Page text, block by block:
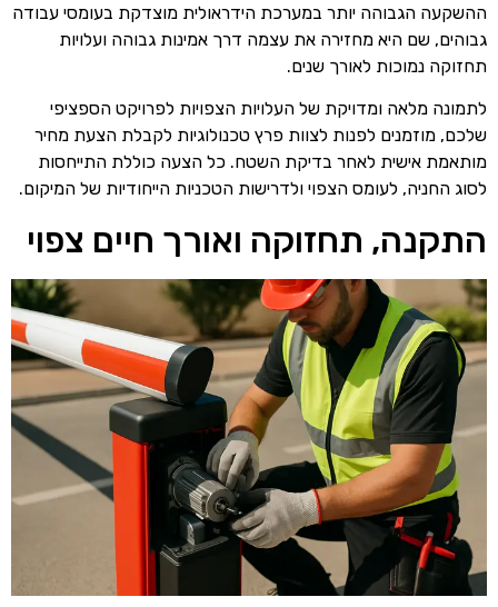
ההשקעה הגבוהה יותר במערכת הידראולית מוצדקת בעומסי עבודה
גבוהים, שם היא מחזירה את עצמה דרך אמינות גבוהה ועלויות
תחזוקה נמוכות לאורך שנים.
לתמונה מלאה ומדויקת של העלויות הצפויות לפרויקט הספציפי
שלכם, מוזמנים לפנות לצוות פרץ טכנולוגיות לקבלת הצעת מחיר
מותאמת אישית לאחר בדיקת השטח. כל הצעה כוללת התייחסות
לסוג החניה, לעומס הצפוי ולדרישות הטכניות הייחודיות של המיקום.
התקנה, תחזוקה ואורך חיים צפוי